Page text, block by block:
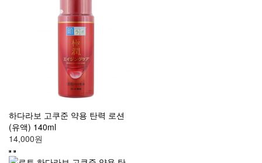
하다라보 고쿠준 약용 탄력 로션
(유액) 140ml
14,000원